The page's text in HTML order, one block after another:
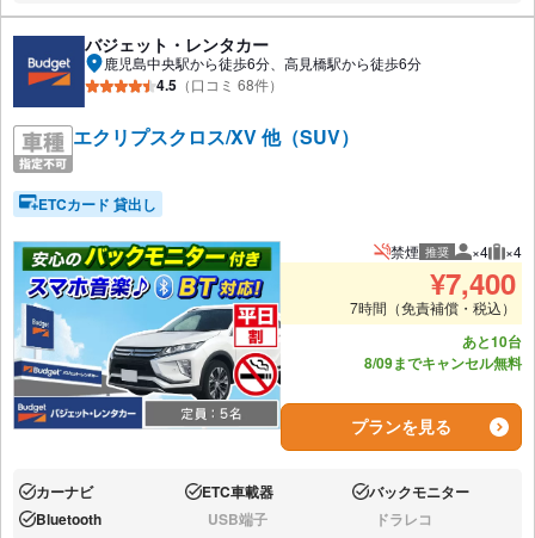
バジェット・レンタカー
鹿児島中央駅から徒歩6分、高見橋駅から徒歩6分
4.5 （口コミ 68件）
エクリプスクロス/XV 他（SUV）
ETCカード 貸出し
禁煙 推奨 推奨人数
×4 推
×4
¥7,400
7時間（免責補償・税込）
あと10台
8/09までキャンセル無料
プランを見る
あり:カーナビ あり:ETC車載器 あり:バックモニター
あり:Bluetooth なし:USB端子 なし:ドラレコ